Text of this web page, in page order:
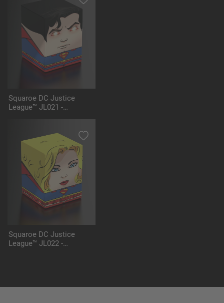
Squaroe DC Justice
League™ JL021 -
Squaroe DC Justice
League™ JL022 -